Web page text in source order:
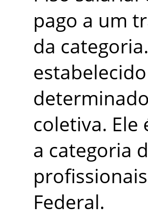
pago a um
da
coletiva.
a categoria
Federal.